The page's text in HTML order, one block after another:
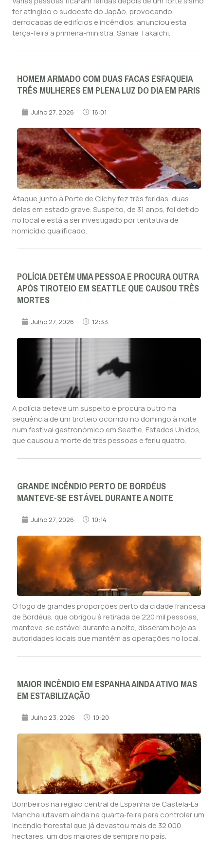
ter atingido o sudoeste do Japão, provocando
derrocadas de edifícios e incêndios, anunciou esta
terça-feira a primeira-ministra, Sanae Takaichi.
HOMEM ARMADO COM DUAS FACAS ESFAQUEIA
TRÊS MULHERES EM PLENA LUZ DO DIA EM PARIS
Julho 27, 2026 16:01
Ataque junto à Porte de Clichy fez três feridas, duas
delas em estado grave. Suspeito, de 31 anos, foi detido
no local e está a ser investigado por tentativa de
homicídio qualificado.
POLÍCIA DETÉM UMA PESSOA E PROCURA OUTRA
APÓS TIROTEIO EM SEATTLE QUE CAUSOU TRÊS
MORTES
Julho 27, 2026 12:33
A polícia deteve um suspeito e procura outro na
sequência de um tiroteio ocorrido no domingo à noite
num festival gastronómico em Seattle, Estados Unidos,
que causou a morte de três pessoas e feriu quatro.
GRANDE INCÊNDIO PERTO DE BORDÉUS
MANTEVE-SE ESTÁVEL DURANTE A NOITE
Julho 27, 2026 10:14
O fogo de grandes proporções perto da cidade francesa
de Bordéus, que obrigou à retirada de 220 mil pessoas,
manteve-se estável durante a noite, disseram hoje as
autoridades locais que mantêm as operações no local.
MAIOR INCÊNDIO EM ESPANHA AINDA ATIVO MAS
EM ESTABILIZAÇÃO
Julho 23, 2026 10:20
Bombeiros na região central de Espanha de Castela‑La
Mancha lutavam ainda na quarta‑feira para controlar um
incêndio florestal que já devastou mais de 32.000
hectares, um dos maiores de sempre no país.